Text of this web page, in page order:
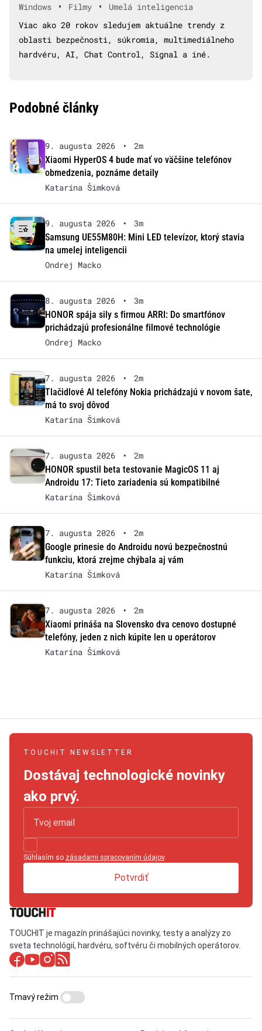
Windows • Filmy •
Umelá inteligencia
Viac ako 20 rokov sledujem aktuálne trendy z
oblasti bezpečnosti, súkromia, multimediálneho
hardvéru, AI, Chat Control, Signal a iné.
Podobné články
9. augusta 2026 •
2m
Xiaomi HyperOS 4 bude mať vo väčšine telefónov
obmedzenia, poznáme detaily
Katarína Šimková
9. augusta 2026 •
3m
Samsung UE55M80H: Mini LED televízor, ktorý stavia
na umelej inteligencii
Ondrej Macko
8. augusta 2026 •
3m
HONOR spája sily s firmou ARRI: Do smartfónov
prichádzajú profesionálne filmové technológie
Ondrej Macko
7. augusta 2026 •
2m
Tlačidlové AI telefóny Nokia prichádzajú v novom šate,
má to svoj dôvod
Katarína Šimková
7. augusta 2026 •
2m
HONOR spustil beta testovanie MagicOS 11 aj
Androidu 17: Tieto zariadenia sú kompatibilné
Katarína Šimková
7. augusta 2026 •
2m
Google prinesie do Androidu novú bezpečnostnú
funkciu, ktorá zrejme chýbala aj vám
Katarína Šimková
7. augusta 2026 •
2m
Xiaomi prináša na Slovensko dva cenovo dostupné
telefóny, jeden z nich kúpite len u operátorov
Katarína Šimková
TOUCHIT NEWSLETTER
Dostávaj technologické novinky
ako prvý.
Súhlasím so zásadami spracovaním údajov.
Potvrdiť
TOUCHIT je magazín prinášajúci novinky, testy a analýzy zo
sveta technológií, hardvéru, softvéru či mobilných operátorov.
Tmavý režim